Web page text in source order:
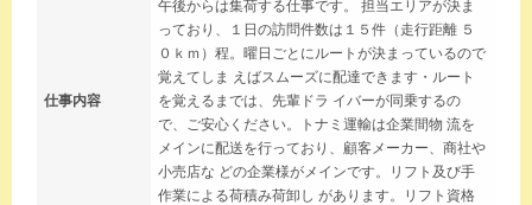
仕事内容
っており、１日の訪問件数は１５件（走行距離 ５
０ｋｍ）程。曜日ごとにルートが決まっているので
覚えてしま えばスムーズに配達できます・ルート
を覚えるまでは、先輩ドラ イバーが同乗するの
で、ご安心ください。トナミ運輸は企業間物 流を
メインに配送を行っており、顧客メーカー、商社や
小売店な どの企業様がメインです。リフト及び手
作業による荷積み荷卸し があります。リフト資格